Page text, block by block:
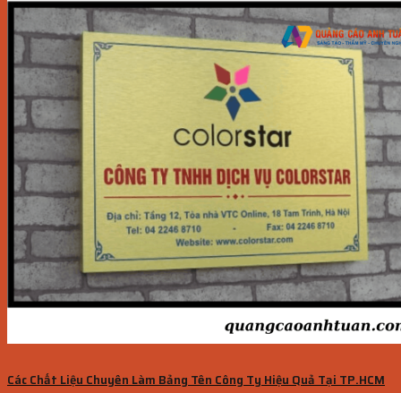
Các Chất Liệu Chuyên Làm Bảng Tên Công Ty Hiệu Quả Tại TP.HCM